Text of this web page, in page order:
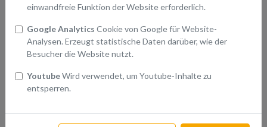
einwandfreie Funktion der Website erforderlich.
Google Analytics Cookie von Google für Website-
Analysen. Erzeugt statistische Daten darüber, wie der
Besucher die Website nutzt.
YoutubeWird verwendet, um Youtube-Inhalte zu
entsperren.